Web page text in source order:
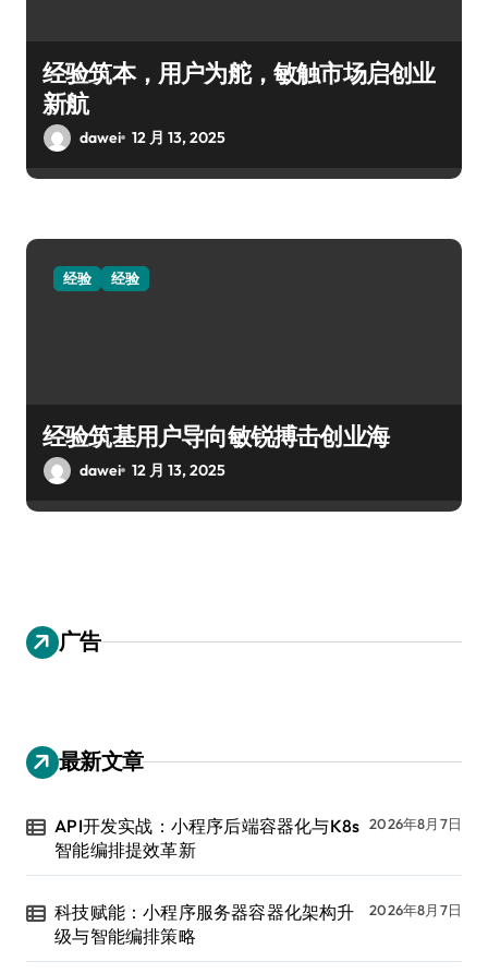
经验筑本，用户为舵，敏触市场启创业
新航
dawei 12 月 13, 2025
经验 经验
经验筑基用户导向敏锐搏击创业海
dawei 12 月 13, 2025
广告
最新文章
API开发实战：小程序后端容器化与K8s
智能编排提效革新
2026年8月7日
科技赋能：小程序服务器容器化架构升
级与智能编排策略
2026年8月7日